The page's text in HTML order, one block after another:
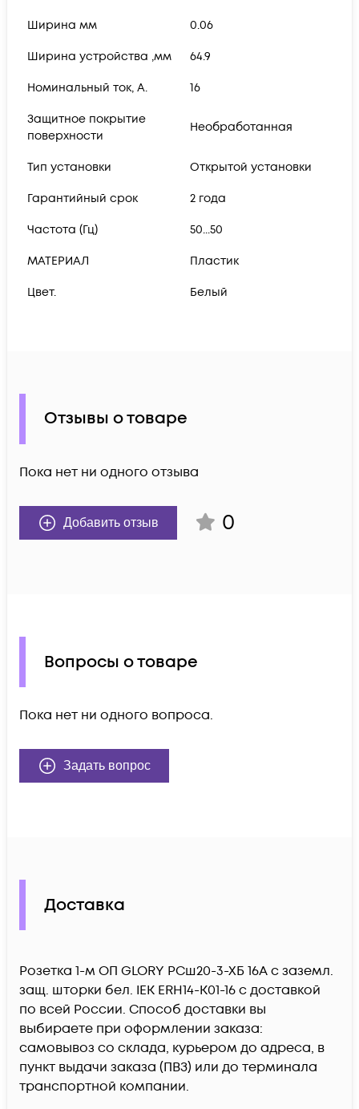
Ширина мм 0.06
Ширина устройства ,мм 64.9
Номинальный ток, А. 16
Защитное покрытие
поверхности
Необработанная
Тип установки Открытой установки
Гарантийный срок 2 года
Частота (Гц) 50...50
МАТЕРИАЛ Пластик
Цвет. Белый
Отзывы о товаре
Пока нет ни одного отзыва
Добавить отзыв 0
Вопросы о товаре
Пока нет ни одного вопроса.
Задать вопрос
Доставка
Розетка 1-м ОП GLORY РСш20-3-ХБ 16А с заземл.
защ. шторки бел. IEK ERH14-K01-16 c доставкой
по всей России. Способ доставки вы
выбираете при оформлении заказа:
самовывоз со склада, курьером до адреса, в
пункт выдачи заказа (ПВЗ) или до терминала
транспортной компании.